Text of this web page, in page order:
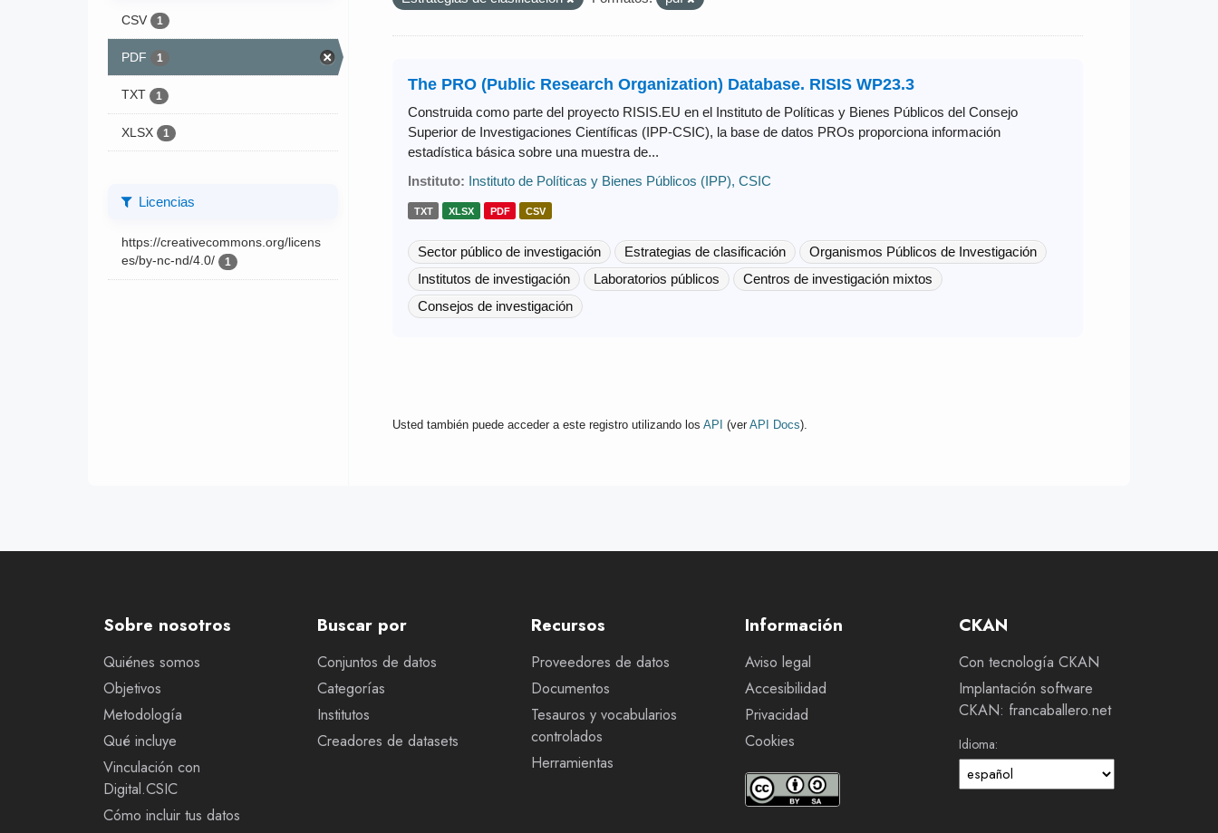
CSV 1
PDF 1
TXT 1
XLSX 1
Licencias
https://creativecommons.org/licens
es/by-nc-nd/4.0/
1
The PRO (Public Research Organization) Database. RISIS WP23.3
Construida como parte del proyecto RISIS.EU en el Instituto de Políticas y Bienes Públicos del Consejo
Superior de Investigaciones Científicas (IPP-CSIC), la base de datos PROs proporciona información
estadística básica sobre una muestra de...
Instituto: Instituto de Políticas y Bienes Públicos (IPP), CSIC
TXT XLSX PDF CSV
Sector público de investigación Estrategias de clasificación
Organismos Públicos de Investigación
Institutos de investigación
Laboratorios públicos
Centros de investigación mixtos
Consejos de investigación
Usted también puede acceder a este registro utilizando los API (ver API Docs).
Sobre nosotros
Quiénes somos
Objetivos
Metodología
Qué incluye
Vinculación con
Digital.CSIC
Cómo incluir tus datos
Buscar por
Conjuntos de datos
Categorías
Institutos
Creadores de datasets
Recursos
Proveedores de datos
Documentos
Tesauros y vocabularios
controlados
Herramientas
Información
Aviso legal
Accesibilidad
Privacidad
Cookies
CKAN
Con tecnología CKAN
Implantación software
CKAN: francaballero.net
Idioma